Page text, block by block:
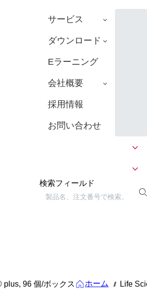
サービス
ダウンロード
Eラーニング
会社概要
採用情報
お問い合わせ
検索フィールド
plus, 96 個/ボックス ホーム /// Life